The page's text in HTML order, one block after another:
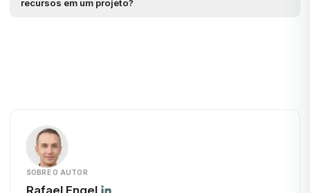
recursos em um projeto?
SOBRE O AUTOR
Rafael Engel